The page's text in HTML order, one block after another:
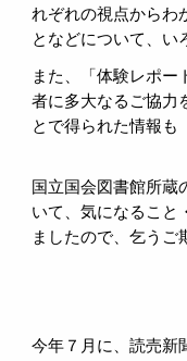
れぞれの視点からわ
となどについて、い
また、「体験レポー
者に多大なるご協力
とで得られた情報も
国立国会図書館所蔵
いて、気になること
ましたので、乞うご
今年７月に、読売新